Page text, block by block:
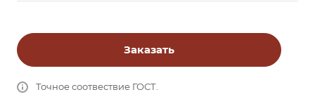
Заказать
Точное соотвествие ГОСТ.